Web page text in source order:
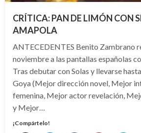
CRÍTICA: PAN DE LIMÓN CON
AMAPOLA
ANTECEDENTES Benito Zambrano
noviembre a las pantallas españolas
Tras debutar con Solas y llevarse
Goya (Mejor dirección novel, Mejor
femenina, Mejor actor revelación,
y Mejor…
¡Compártelo!